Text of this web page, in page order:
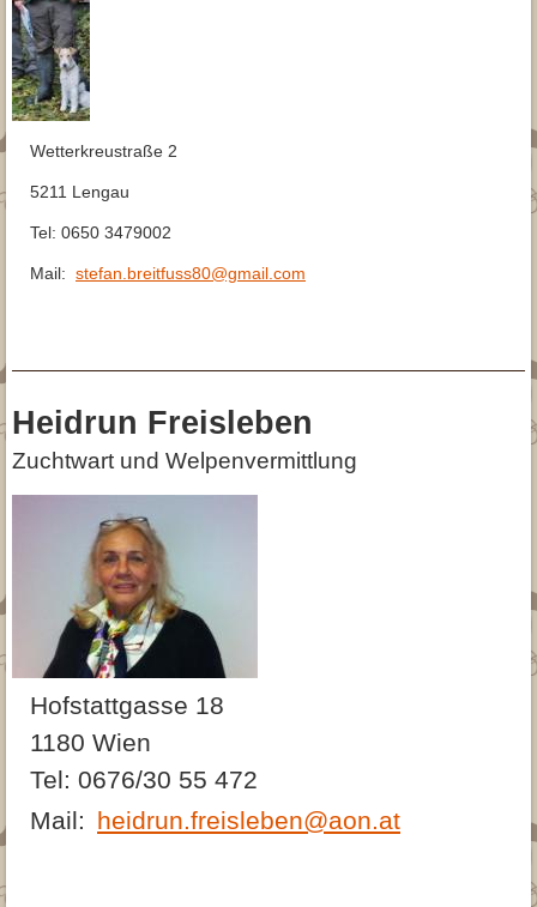
Wetterkreustraße 2
5211 Lengau
Tel: 0650 3479002
Mail: stefan.breitfuss80@gmail.com
Heidrun Freisleben
Zuchtwart und Welpenvermittlung
Hofstattgasse 18
1180 Wien
Tel: 0676/30 55 472
Mail: heidrun.freisleben@aon.at